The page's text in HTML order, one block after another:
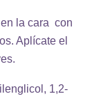
la cara con
Aplícate el
1,2-